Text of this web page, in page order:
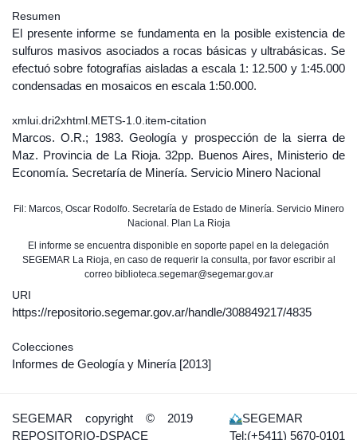
Resumen
El presente informe se fundamenta en la posible existencia de
sulfuros masivos asociados a rocas básicas y ultrabásicas. Se
efectuó sobre fotografías aisladas a escala 1: 12.500 y 1:45.000
condensadas en mosaicos en escala 1:50.000.
xmlui.dri2xhtml.METS-1.0.item-citation
Marcos. O.R.; 1983. Geología y prospección de la sierra de
Maz. Provincia de La Rioja. 32pp. Buenos Aires, Ministerio de
Economía. Secretaría de Minería. Servicio Minero Nacional
Fil: Marcos, Oscar Rodolfo. Secretaría de Estado de Minería. Servicio Minero
Nacional. Plan La Rioja
El informe se encuentra disponible en soporte papel en la delegación
SEGEMAR La Rioja, en caso de requerir la consulta, por favor escribir al
correo biblioteca.segemar@segemar.gov.ar
URI
https://repositorio.segemar.gov.ar/handle/308849217/4835
Colecciones
Informes de Geología y Minería [2013]
SEGEMAR copyright © 2019
REPOSITORIO-DSPACE
SEGEMAR
Tel:(+5411) 5670-0101